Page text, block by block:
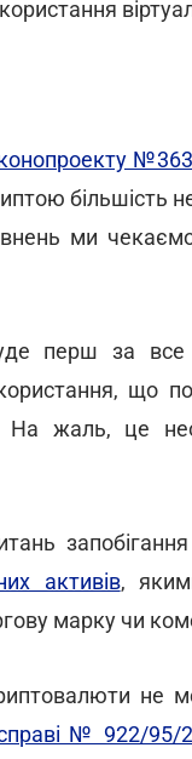
ми
перш за все
що
На жаль, це
активів,
марку чи
не
справі № 922/95/